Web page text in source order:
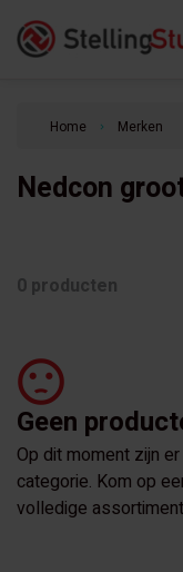
Home keyboard_arrow_right Merken
Nedcon
0 producten
Geen
Op dit moment zijn
categorie. Kom op
volledige